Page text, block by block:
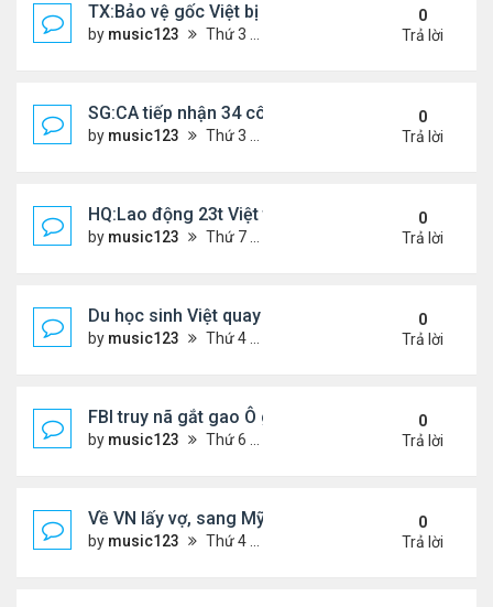
TX:Bảo vệ gốc Việt bị bắn trọng thương trong vụ
by music123 Thứ 3 Tháng 3 24, 2026 6:27 pm
0
Trả lời
SG:CA tiếp nhận 34 công dân VN bị Mỹ trục xuất
by music123 Thứ 3 Tháng 3 24, 2026 5:09 pm
0
Trả lời
HQ:Lao động 23t Việt tử vong do bị cuốn vào máy
by music123 Thứ 7 Tháng 3 21, 2026 4:50 pm
0
Trả lời
Du học sinh Việt quay lén hơn 100 phụ nữ trong
by music123 Thứ 4 Tháng 3 18, 2026 6:53 pm
0
Trả lời
FBI truy nã gắt gao Ô gốc Việt tại Mỹ
by music123 Thứ 6 Tháng 3 13, 2026 8:33 pm
0
Trả lời
Về VN lấy vợ, sang Mỹ sống lại mâu thuẫn
by music123 Thứ 4 Tháng 3 11, 2026 4:49 pm
0
Trả lời